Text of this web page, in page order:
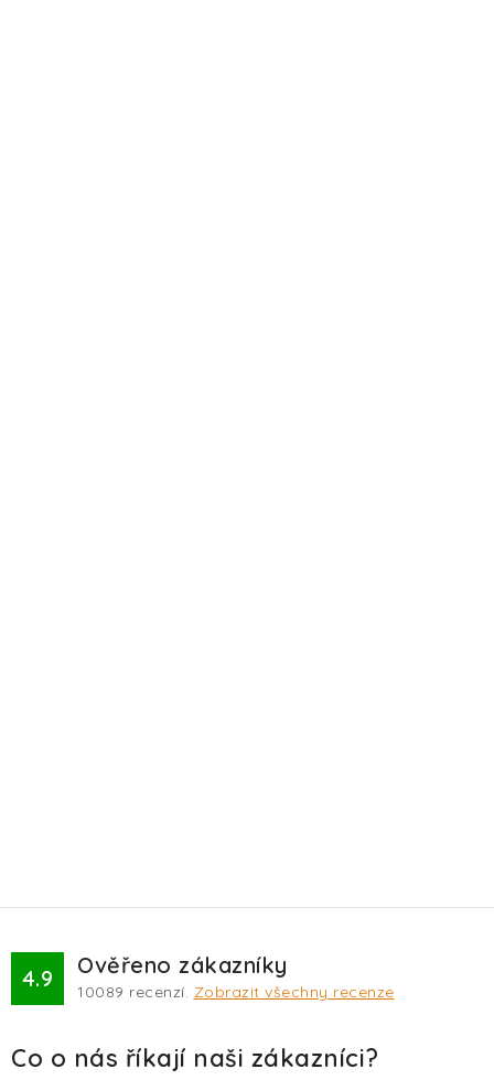
4.9 Ověřeno zákazníky
10089 recenzí. Zobrazit všechny recenze